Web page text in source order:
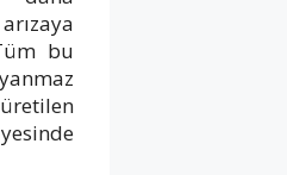
bu